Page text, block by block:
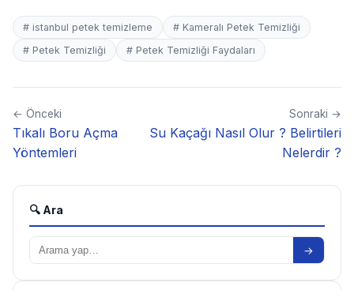
# istanbul petek temizleme
# Kameralı Petek Temizliği
# Petek Temizliği
# Petek Temizliği Faydaları
← Önceki
Tıkalı Boru Açma
Yöntemleri
Sonraki →
Su Kaçağı Nasıl Olur ? Belirtileri
Nelerdir ?
🔍 Ara
→